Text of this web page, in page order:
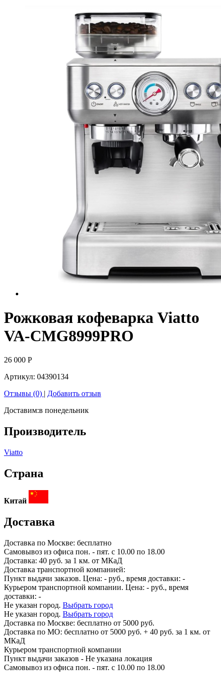
Рожковая кофеварка Viatto
VA-CMG8999PRO
26 000 Р
Артикул: 04390134
Отзывы (0) | Добавить отзыв
Доставим:в понедельник
Производитель
Viatto
Страна
Китай
Доставка
Доставка по Москве: бесплатно
Самовывоз из офиса пон. - пят. с 10.00 по 18.00
Доставка: 40 руб. за 1 км. от МКаД
Доставка транспортной компанией:
Пункт выдачи заказов. Цена: - руб., время доставки: -
Курьером транспортной компании. Цена: - руб., время
доставки: -
Не указан город. Выбрать город
Не указан город. Выбрать город
Доставка по Москве: бесплатно от 5000 руб.
Доставка по МО: бесплатно от 5000 руб. + 40 руб. за 1 км. от
МКаД
Курьером транспортной компании
Пункт выдачи заказов - Не указана локация
Самовывоз из офиса пон. - пят. с 10.00 по 18.00